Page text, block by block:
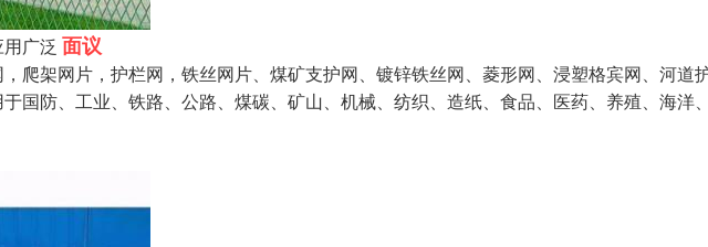
广泛 面议
爬架网片，护栏网，铁丝网片、煤矿支护网、镀锌铁丝网、菱形网、浸塑格宾网、河道
国防、工业、铁路、公路、煤碳、矿山、机械、纺织、造纸、食品、医药、养殖、海洋